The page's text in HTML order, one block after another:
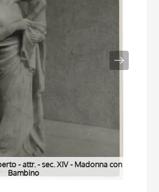
- attr. - sec. XIV - Madonna con
Bambino